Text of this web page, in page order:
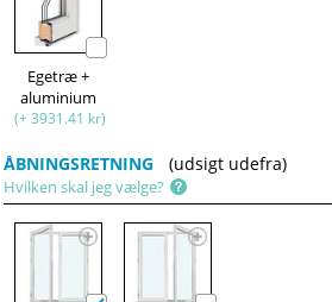
Egetræ +
aluminium
(+ 3931.41 kr)
ÅBNINGSRETNING (udsigt udefra)
Hvilken skal jeg vælge?